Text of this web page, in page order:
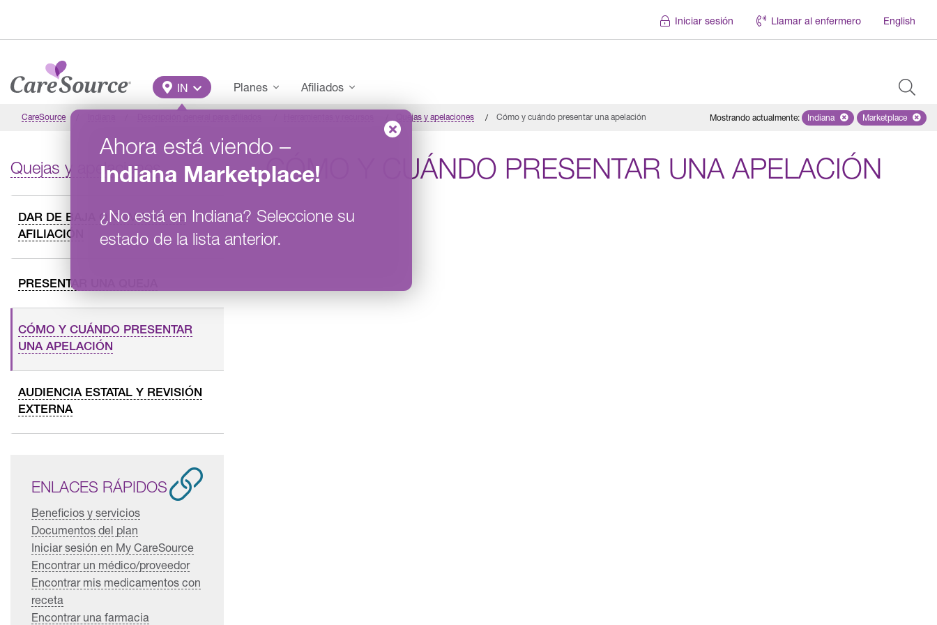
Iniciar sesión Llamar al enfermero English
Main Menu
IN
Ahora está viendo –
Indiana Marketplace!
¿No está en Indiana? Seleccione su
estado de la lista anterior.
Planes Afiliados
CareSource Quejas y apelaciones Cómo y cuándo presentar una apelación Mostrando actualmente: Remove selected state
Indiana Remove
Marketplace
Quejas y apelaciones
DAR DE BAJA O CAMBIAR DE
AFILIACIÓN
PRESENTAR UNA QUEJA
CÓMO Y CUÁNDO PRESENTAR
UNA APELACIÓN
AUDIENCIA ESTATAL Y REVISIÓN
EXTERNA
ENLACES RÁPIDOS
Beneficios y servicios
Documentos del plan
Iniciar sesión en My CareSource
Encontrar un médico/proveedor
Encontrar mis medicamentos con
receta
Encontrar una farmacia
CÓMO Y CUÁNDO PRESENTAR UNA APELACIÓN